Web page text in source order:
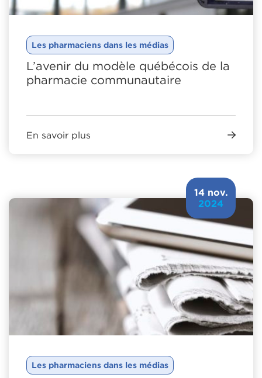
Les pharmaciens dans les médias
L’avenir du modèle québécois de la
pharmacie communautaire
En savoir plus
14 nov.
2024
Les pharmaciens dans les médias